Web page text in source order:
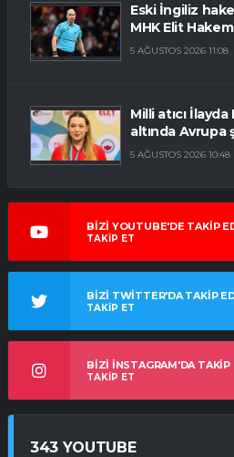
Eski İngiliz
MHK Elit
5 AĞUSTOS 2026 11:08
Milli atıcı
altında Avrupa
5 AĞUSTOS 2026 10:48
BİZİ YOUTUBE'DE TAKİP
TAKİP ET
BİZİ TWİTTER'DA TAKİP
TAKİP ET
BİZİ İNSTAGRAM'DA TAKİP
TAKİP ET
343 YOUTUBE